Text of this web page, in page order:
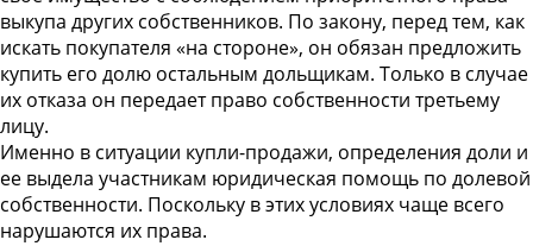
выкупа других собственников. По закону, перед тем, как
искать покупателя «на стороне», он обязан предложить
купить его долю остальным дольщикам. Только в случае
их отказа он передает право собственности третьему
лицу.
Именно в ситуации купли-продажи, определения доли и
ее выдела участникам юридическая помощь по долевой
собственности. Поскольку в этих условиях чаще всего
нарушаются их права.